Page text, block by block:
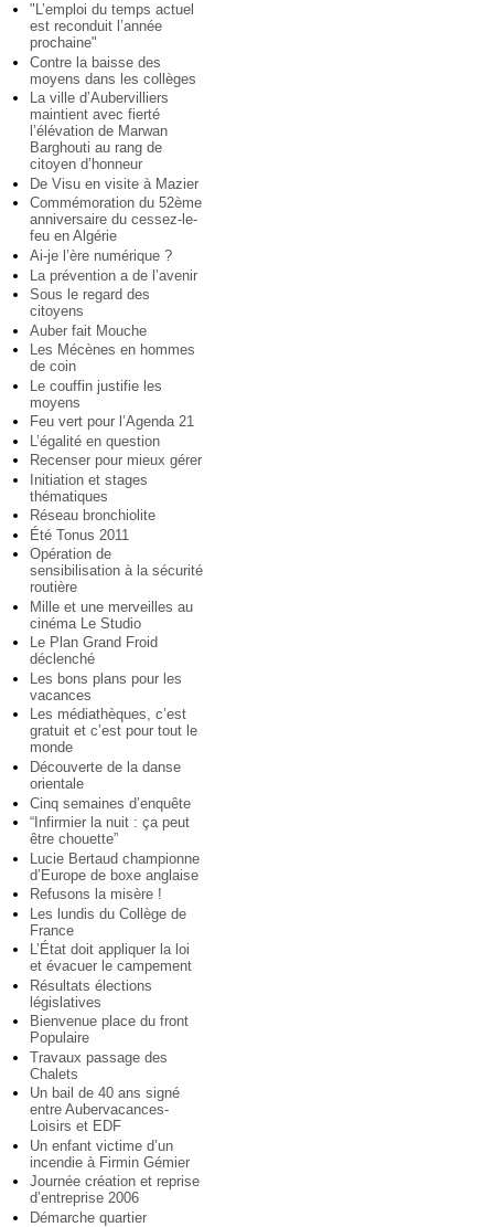
"L’emploi du temps actuel
est reconduit l’année
prochaine"
Contre la baisse des
moyens dans les collèges
La ville d’Aubervilliers
maintient avec fierté
l’élévation de Marwan
Barghouti au rang de
citoyen d’honneur
De Visu en visite à Mazier
Commémoration du 52ème
anniversaire du cessez-le-
feu en Algérie
Ai-je l’ère numérique ?
La prévention a de l’avenir
Sous le regard des
citoyens
Auber fait Mouche
Les Mécènes en hommes
de coin
Le couffin justifie les
moyens
Feu vert pour l’Agenda 21
L’égalité en question
Recenser pour mieux gérer
Initiation et stages
thématiques
Réseau bronchiolite
Été Tonus 2011
Opération de
sensibilisation à la sécurité
routière
Mille et une merveilles au
cinéma Le Studio
Le Plan Grand Froid
déclenché
Les bons plans pour les
vacances
Les médiathèques, c’est
gratuit et c’est pour tout le
monde
Découverte de la danse
orientale
Cinq semaines d’enquête
“Infirmier la nuit : ça peut
être chouette”
Lucie Bertaud championne
d’Europe de boxe anglaise
Refusons la misère !
Les lundis du Collège de
France
L’État doit appliquer la loi
et évacuer le campement
Résultats élections
législatives
Bienvenue place du front
Populaire
Travaux passage des
Chalets
Un bail de 40 ans signé
entre Aubervacances-
Loisirs et EDF
Un enfant victime d’un
incendie à Firmin Gémier
Journée création et reprise
d’entreprise 2006
Démarche quartier